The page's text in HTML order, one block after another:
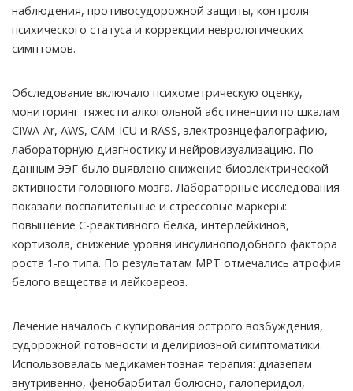
наблюдения, противосудорожной защиты, контроля
психического статуса и коррекции неврологических
симптомов.
Обследование включало психометрическую оценку,
мониторинг тяжести алкогольной абстиненции по шкалам
CIWA-Ar, AWS, CAM-ICU и RASS, электроэнцефалографию,
лабораторную диагностику и нейровизуализацию. По
данным ЭЭГ было выявлено снижение биоэлектрической
активности головного мозга. Лабораторные исследования
показали воспалительные и стрессовые маркеры:
повышение С-реактивного белка, интерлейкинов,
кортизола, снижение уровня инсулиноподобного фактора
роста 1-го типа. По результатам МРТ отмечались атрофия
белого вещества и лейкоареоз.
Лечение началось с купирования острого возбуждения,
судорожной готовности и делириозной симптоматики.
Использовалась медикаментозная терапия: диазепам
внутривенно, фенобарбитал болюсно, галоперидол,